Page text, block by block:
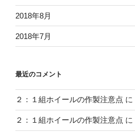
2018年8月
2018年7月
最近のコメント
２：１組ホイールの作製注意点 に
２：１組ホイールの作製注意点 に